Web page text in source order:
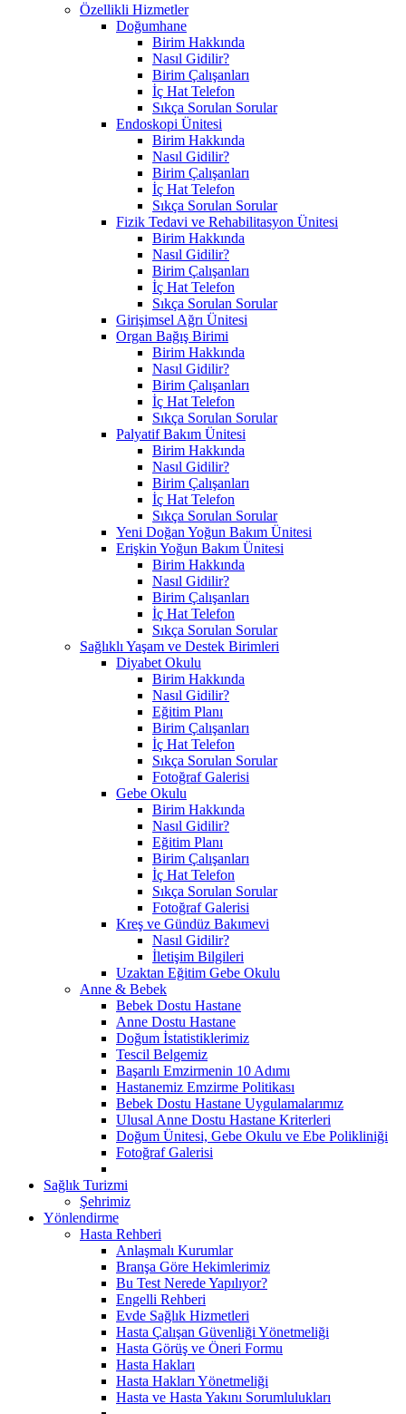
Özellikli Hizmetler
Doğumhane
Birim Hakkında
Nasıl Gidilir?
Birim Çalışanları
İç Hat Telefon
Sıkça Sorulan Sorular
Endoskopi Ünitesi
Birim Hakkında
Nasıl Gidilir?
Birim Çalışanları
İç Hat Telefon
Sıkça Sorulan Sorular
Fizik Tedavi ve Rehabilitasyon Ünitesi
Birim Hakkında
Nasıl Gidilir?
Birim Çalışanları
İç Hat Telefon
Sıkça Sorulan Sorular
Girişimsel Ağrı Ünitesi
Organ Bağış Birimi
Birim Hakkında
Nasıl Gidilir?
Birim Çalışanları
İç Hat Telefon
Sıkça Sorulan Sorular
Palyatif Bakım Ünitesi
Birim Hakkında
Nasıl Gidilir?
Birim Çalışanları
İç Hat Telefon
Sıkça Sorulan Sorular
Yeni Doğan Yoğun Bakım Ünitesi
Erişkin Yoğun Bakım Ünitesi
Birim Hakkında
Nasıl Gidilir?
Birim Çalışanları
İç Hat Telefon
Sıkça Sorulan Sorular
Sağlıklı Yaşam ve Destek Birimleri
Diyabet Okulu
Birim Hakkında
Nasıl Gidilir?
Eğitim Planı
Birim Çalışanları
İç Hat Telefon
Sıkça Sorulan Sorular
Fotoğraf Galerisi
Gebe Okulu
Birim Hakkında
Nasıl Gidilir?
Eğitim Planı
Birim Çalışanları
İç Hat Telefon
Sıkça Sorulan Sorular
Fotoğraf Galerisi
Kreş ve Gündüz Bakımevi
Nasıl Gidilir?
İletişim Bilgileri
Uzaktan Eğitim Gebe Okulu
Anne & Bebek
Bebek Dostu Hastane
Anne Dostu Hastane
Doğum İstatistiklerimiz
Tescil Belgemiz
Başarılı Emzirmenin 10 Adımı
Hastanemiz Emzirme Politikası
Bebek Dostu Hastane Uygulamalarımız
Ulusal Anne Dostu Hastane Kriterleri
Doğum Ünitesi, Gebe Okulu ve Ebe Polikliniği
Fotoğraf Galerisi
Sağlık Turizmi
Şehrimiz
Yönlendirme
Hasta Rehberi
Anlaşmalı Kurumlar
Branşa Göre Hekimlerimiz
Bu Test Nerede Yapılıyor?
Engelli Rehberi
Evde Sağlık Hizmetleri
Hasta Çalışan Güvenliği Yönetmeliği
Hasta Görüş ve Öneri Formu
Hasta Hakları
Hasta Hakları Yönetmeliği
Hasta ve Hasta Yakını Sorumlulukları